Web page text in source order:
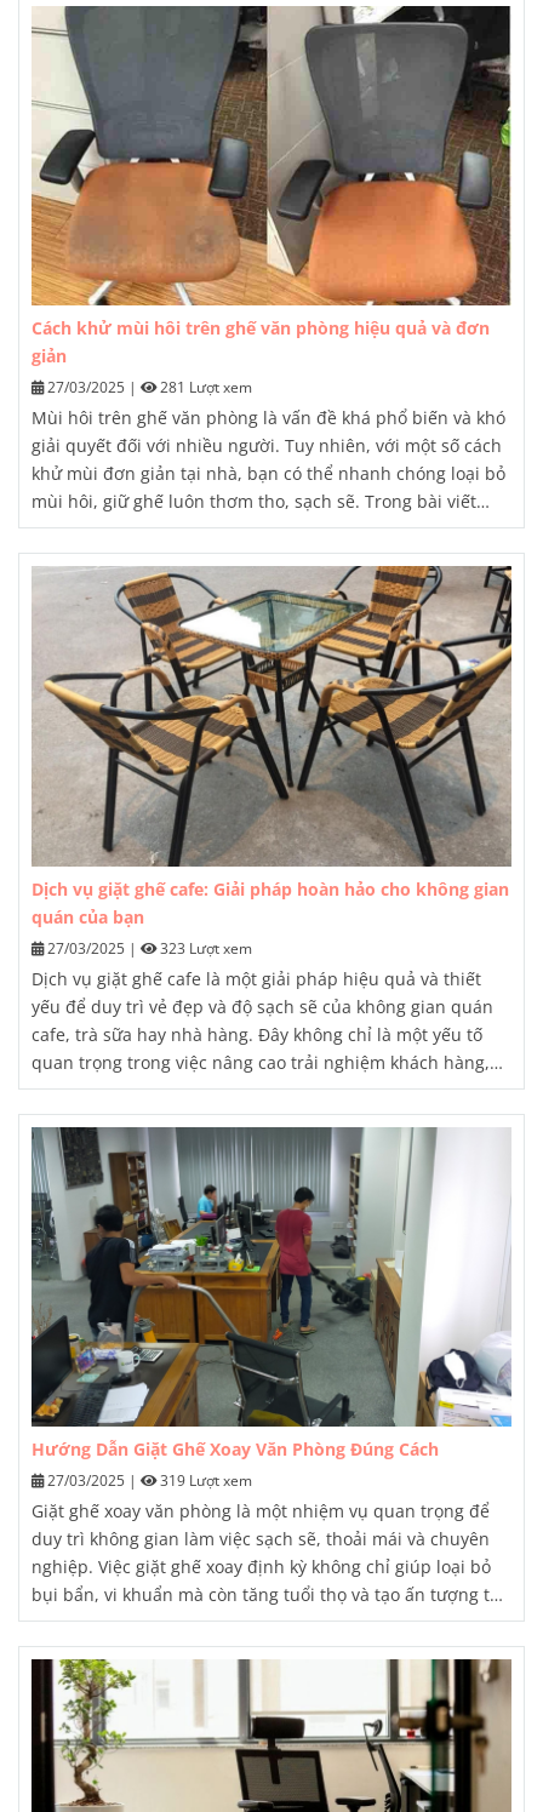
Cách khử mùi hôi trên ghế văn phòng hiệu quả và đơn
giản
27/03/2025 | 281 Lượt xem
Mùi hôi trên ghế văn phòng là vấn đề khá phổ biến và khó
giải quyết đối với nhiều người. Tuy nhiên, với một số cách
khử mùi đơn giản tại nhà, bạn có thể nhanh chóng loại bỏ
mùi hôi, giữ ghế luôn thơm tho, sạch sẽ. Trong bài viết
này, chúng tôi sẽ chia sẻ với bạn những phương pháp khử
mùi hiệu quả và an toàn.
Dịch vụ giặt ghế cafe: Giải pháp hoàn hảo cho không gian
quán của bạn
27/03/2025 | 323 Lượt xem
Dịch vụ giặt ghế cafe là một giải pháp hiệu quả và thiết
yếu để duy trì vẻ đẹp và độ sạch sẽ của không gian quán
cafe, trà sữa hay nhà hàng. Đây không chỉ là một yếu tố
quan trọng trong việc nâng cao trải nghiệm khách hàng,
mà còn góp phần tạo nên hình ảnh và thương hiệu chuyên
nghiệp của doanh nghiệp.
Hướng Dẫn Giặt Ghế Xoay Văn Phòng Đúng Cách
27/03/2025 | 319 Lượt xem
Giặt ghế xoay văn phòng là một nhiệm vụ quan trọng để
duy trì không gian làm việc sạch sẽ, thoải mái và chuyên
nghiệp. Việc giặt ghế xoay định kỳ không chỉ giúp loại bỏ
bụi bẩn, vi khuẩn mà còn tăng tuổi thọ và tạo ấn tượng tốt
cho khách hàng, đối tác khi đến thăm văn phòng.